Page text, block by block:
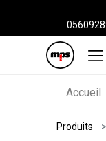
Accueil
Produits